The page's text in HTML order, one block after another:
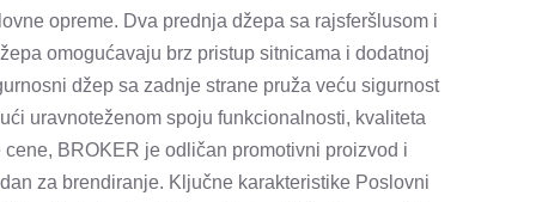
opreme. Dva prednja džepa sa rajsferšlusom i
omogućavaju brz pristup sitnicama i dodatnoj
džep sa zadnje strane pruža veću sigurnost
uravnoteženom spoju funkcionalnosti, kvaliteta
cene, BROKER je odličan promotivni proizvod i
za brendiranje. Ključne karakteristike Poslovni